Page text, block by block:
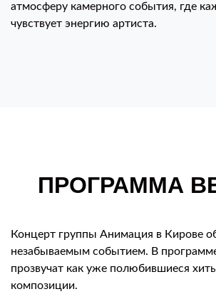
атмосферу камерного события, где
чувствует энергию артиста.
ПРОГРАММА
Концерт группы Анимация в Кирове
незабываемым событием. В
прозвучат как уже полюбившиеся
композиции.